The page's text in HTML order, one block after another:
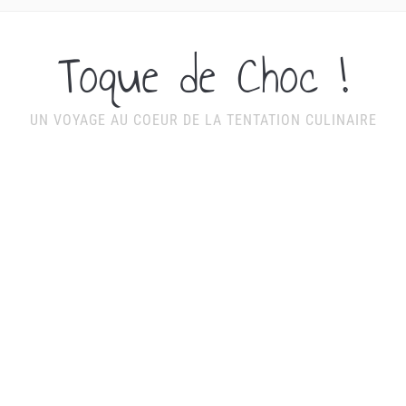
Toque de Choc !
UN VOYAGE AU COEUR DE LA TENTATION CULINAIRE